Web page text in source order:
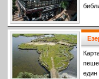
един